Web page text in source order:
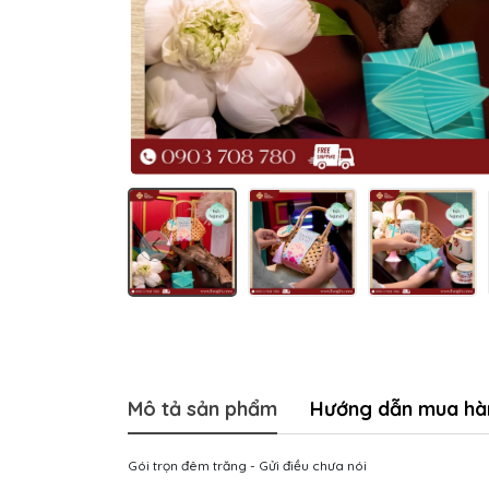
Mô tả sản phẩm Hướng dẫn mua
Gói trọn đêm trăng - Gửi điều chưa nói